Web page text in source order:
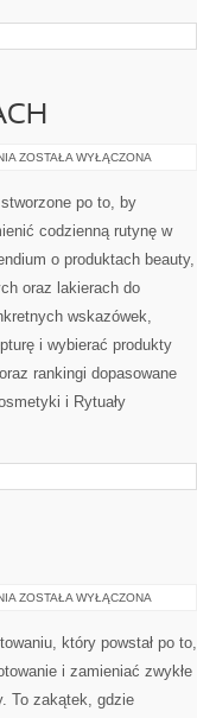
PIELĘGNACJA
ZOSTAŁA WYŁĄCZONA
po to, by
codzienną rutynę w
o produktach beauty,
oraz lakierach do
wskazówek,
i wybierać produkty
rankingi dopasowane
i Rytuały
BŁĘDY
ZOSTAŁA WYŁĄCZONA
który powstał po to,
i zamieniać zwykłe
To zakątek, gdzie